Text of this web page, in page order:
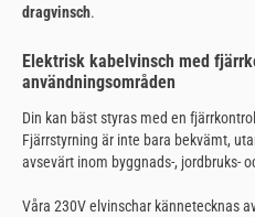
dragvinsch.
Elektrisk kabelvinsch med
användningsområden
Din kan bäst styras med en
Fjärrstyrning är inte bara bekvämt,
avsevärt inom byggnads-, jordbruks-
Våra 230V elvinschar kännetecknas